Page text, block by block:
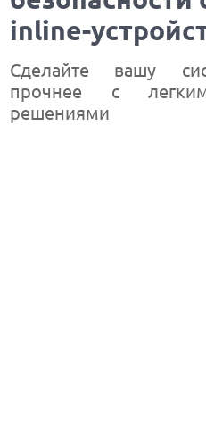
inline-
Сделайте вашу
прочнее с
решениями